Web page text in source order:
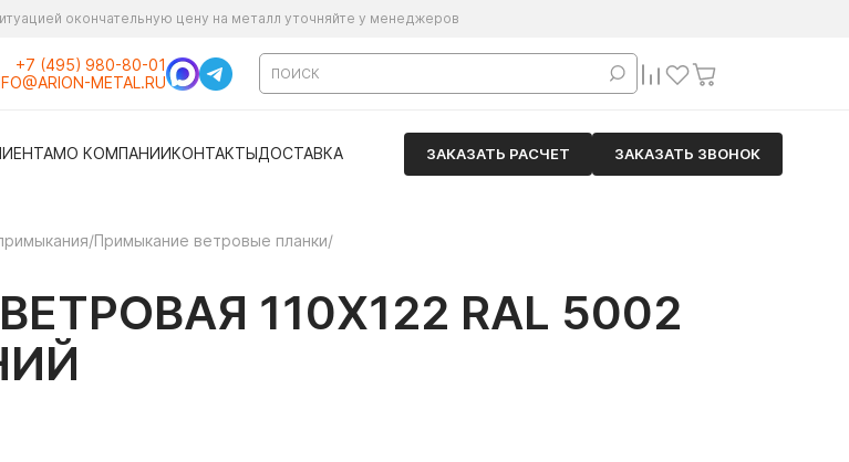
окончательную цену на металл уточняйте у менеджеров
+7 (495) 980-80-01
METAL.RU
О КОМПАНИИКОНТАКТЫДОСТАВКА ЗАКАЗАТЬ РАСЧЕТ ЗАКАЗАТЬ ЗВОНОК
/Примыкание ветровые планки/
110Х122 RAL 5002